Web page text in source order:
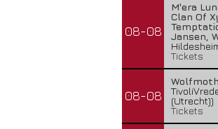
08-08
M'era
Clan Of
Jansen,
Tickets
08-08
(Utrecht))
Tickets